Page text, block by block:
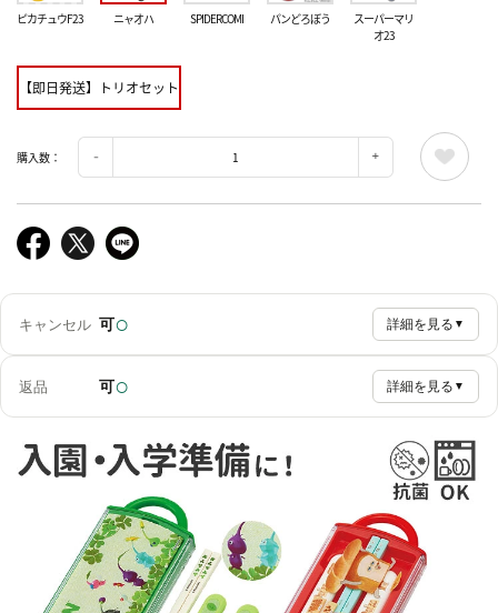
ピカチュウF23 ニャオハ SPIDERCOMI パンどろぼう
スーパーマリ
オ23
【即日発送】トリオセット
購入数：
キャンセル 可○ 詳細を見る ▼
返品 可○ 詳細を見る ▼